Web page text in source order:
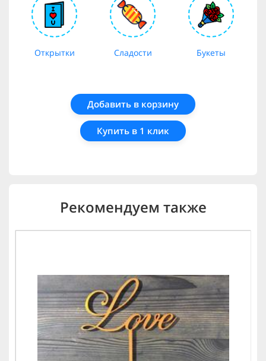
Открытки Сладости Букеты
Добавить в корзину
Купить в 1 клик
Рекомендуем также